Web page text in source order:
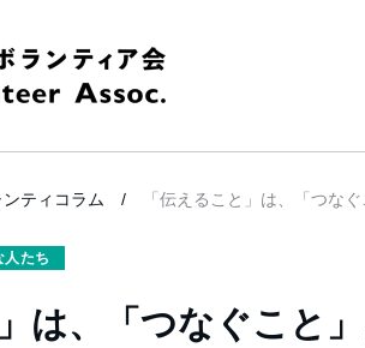
ンティコラム 「伝えること」は、「つな
人たち
は、「つなぐこと